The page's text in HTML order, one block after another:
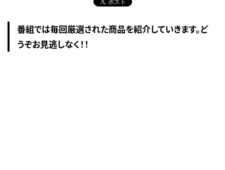
番組では毎回厳選された商品を紹介していきます。ど
うぞお見逃しなく！！